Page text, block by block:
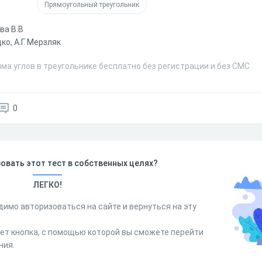
Прямоугольный треугольник
В.В
А.Г. Мерзляк
углов в треугольнике бесплатно без регистрации и без СМС
0
этот тест в собственных целях?
ЛЕГКО!
авторизоваться на сайте и вернуться на эту
кнопка, с помощью которой вы сможете перейти